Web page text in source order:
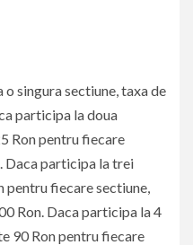
singura sectiune, taxa de
participa la doua
Ron pentru fiecare
Daca participa la trei
pentru fiecare sectiune,
Ron. Daca participa la 4
90 Ron pentru fiecare